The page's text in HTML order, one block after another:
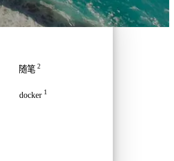
随笔 2
docker 1